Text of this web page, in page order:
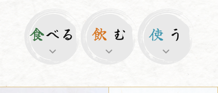
食べる 飲 む 使 う